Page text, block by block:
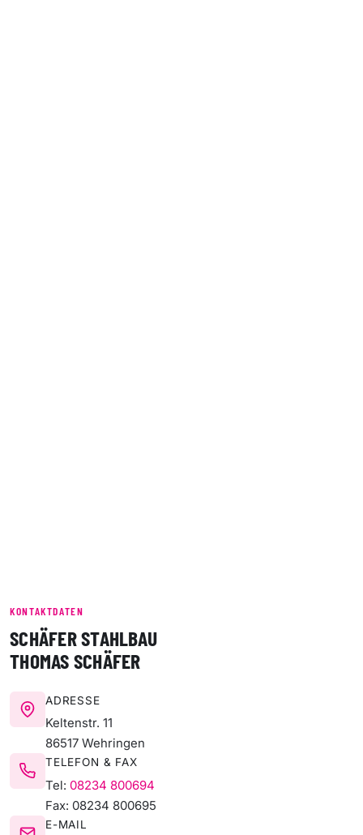
KONTAKTDATEN
SCHÄFER STAHLBAU
THOMAS SCHÄFER
ADRESSE
Keltenstr. 11
86517 Wehringen
TELEFON & FAX
Tel: 08234 800694
Fax: 08234 800695
E-MAIL